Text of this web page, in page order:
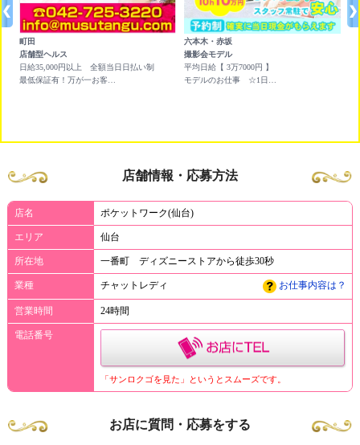
町田
店舗型ヘルス
日給35,000円以上 全額当日日払い制
六本木・赤坂
撮影会モデル
平均日給【 3万7000円 】
店舗情報・応募方法
店名 ポケットワーク(仙台)
エリア 仙台
所在地 一番町 ディズニーストアから徒歩30秒
業種 チャットレディ お仕事内容は？
営業時間 24時間
電話番号
「サンロクゴを見た」というとスムーズです。
お店に質問・応募をする